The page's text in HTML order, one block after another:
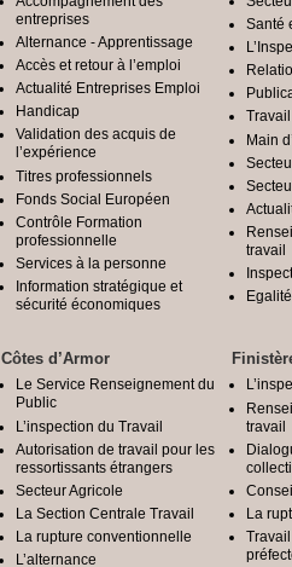
entreprises
Alternance - Apprentissage
Accès et retour à l’emploi
Actualité Entreprises Emploi
Handicap
Validation des acquis de
l’expérience
Titres professionnels
Fonds Social Européen
Contrôle Formation
professionnelle
Services à la personne
Information stratégique et
sécurité économiques
Santé
Main
travail
Côtes d’Armor
Le Service Renseignement du
Public
L’inspection du Travail
Autorisation de travail pour les
ressortissants étrangers
Secteur Agricole
La Section Centrale Travail
La rupture conventionnelle
L’alternance
travail
La